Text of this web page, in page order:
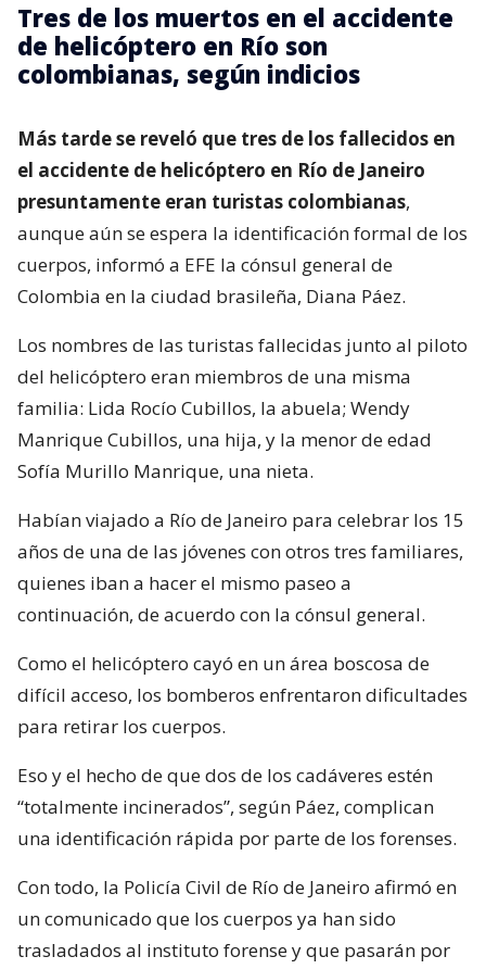
Tres de los muertos en el accidente
de helicóptero en Río son
colombianas, según indicios
Más tarde se reveló que tres de los fallecidos en
el accidente de helicóptero en Río de Janeiro
presuntamente eran turistas colombianas,
aunque aún se espera la identificación formal de los
cuerpos, informó a EFE la cónsul general de
Colombia en la ciudad brasileña, Diana Páez.
Los nombres de las turistas fallecidas junto al piloto
del helicóptero eran miembros de una misma
familia: Lida Rocío Cubillos, la abuela; Wendy
Manrique Cubillos, una hija, y la menor de edad
Sofía Murillo Manrique, una nieta.
Habían viajado a Río de Janeiro para celebrar los 15
años de una de las jóvenes con otros tres familiares,
quienes iban a hacer el mismo paseo a
continuación, de acuerdo con la cónsul general.
Como el helicóptero cayó en un área boscosa de
difícil acceso, los bomberos enfrentaron dificultades
para retirar los cuerpos.
Eso y el hecho de que dos de los cadáveres estén
“totalmente incinerados”, según Páez, complican
una identificación rápida por parte de los forenses.
Con todo, la Policía Civil de Río de Janeiro afirmó en
un comunicado que los cuerpos ya han sido
trasladados al instituto forense y que pasarán por